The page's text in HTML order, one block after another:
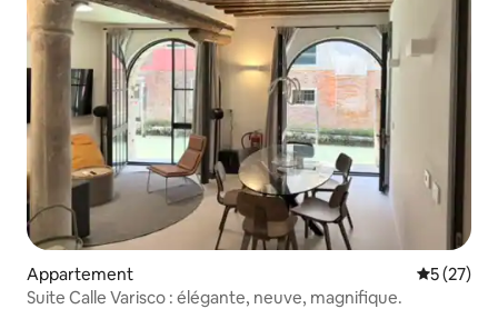
Appartement
5 (27)
Suite Calle Varisco : élégante, neuve, magnifique.